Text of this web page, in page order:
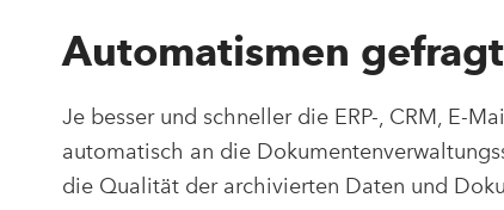
Automatismen gefragt
Je besser und schneller die ERP-, CRM, E-
automatisch an die
die Qualität der archivierten Daten und